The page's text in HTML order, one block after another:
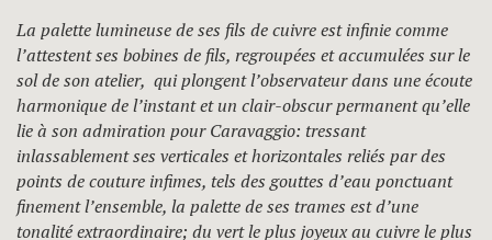
La palette lumineuse de ses fils de cuivre est infinie comme
l’attestent ses bobines de fils, regroupées et accumulées sur le
sol de son atelier, qui plongent l’observateur dans une écoute
harmonique de l’instant et un clair-obscur permanent qu’elle
lie à son admiration pour Caravaggio: tressant
inlassablement ses verticales et horizontales reliés par des
points de couture infimes, tels des gouttes d’eau ponctuant
finement l’ensemble, la palette de ses trames est d’une
tonalité extraordinaire; du vert le plus joyeux au cuivre le plus